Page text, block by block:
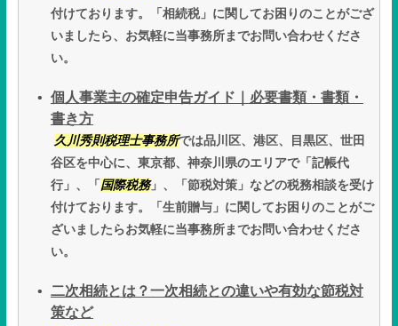
付けております。「相続税」に関してお困りのことがござ
いましたら、お気軽に当事務所までお問い合わせくださ
い。
個人事業主の確定申告ガイド｜必要書類・書類・
書き方
久川秀則税理士事務所では品川区、港区、目黒区、世田
谷区を中心に、東京都、神奈川県のエリアで「記帳代
行」、「 国際税務」、「節税対策」などの税務相談を受け
付けております。「生前贈与」に関してお困りのことがご
ざいましたらお気軽に当事務所までお問い合わせくださ
い。
二次相続とは？一次相続との違いや有効な節税対
策など